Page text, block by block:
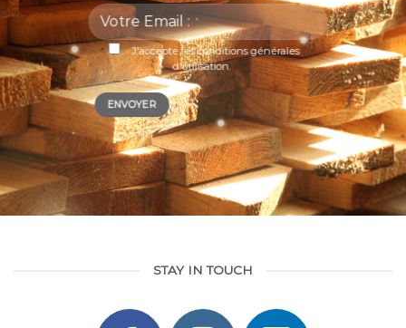
J'accepte lesconditions générales
d'utilisation.
STAY IN TOUCH